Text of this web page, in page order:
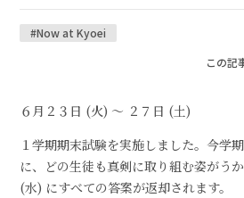
#Now at Kyoei
この記
６月２３日 (火) ～ ２７日 (土)
１学期期末試験を実施しました。今学
に、どの生徒も真剣に取り組む姿がう
(水) にすべての答案が返却されます。